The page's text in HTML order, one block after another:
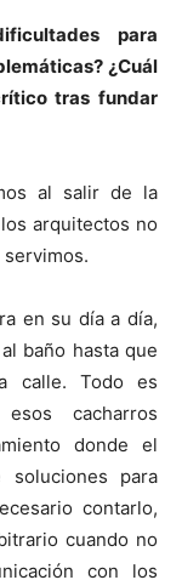
para
¿Cuál
tras fundar
al salir de la
arquitectos no
servimos.
en su día a día,
baño hasta que
calle. Todo es
cacharros
donde el
soluciones para
contarlo,
cuando no
con los